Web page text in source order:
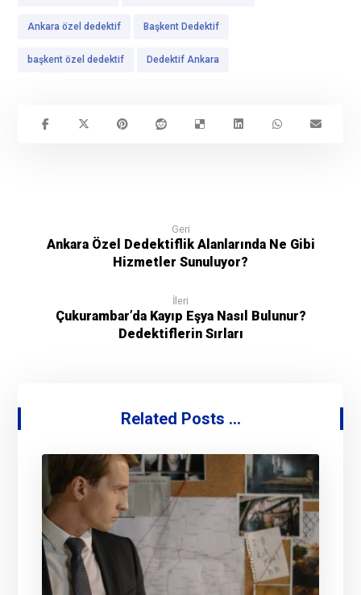
Ankara özel dedektif Başkent Dedektif
başkent özel dedektif Dedektif Ankara
Geri
Ankara Özel Dedektiflik Alanlarında Ne Gibi
Hizmetler Sunuluyor?
İleri
Çukurambar’da Kayıp Eşya Nasıl Bulunur?
Dedektiflerin Sırları
Related Posts ...